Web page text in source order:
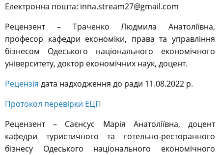
Електронна пошта: inna.stream27@gmail.com
Рецензент – Траченко Людмила Анатоліївна,
професор кафедри економіки, права та управління
бізнесом Одеського національного економічного
університету, доктор економічних наук, доцент.
Рецензія дата надходження до ради 11.08.2022 р.
Протокол перевірки ЕЦП
Рецензент – Саєнсус Марія Анатоліївна, доцент
кафедри туристичного та готельно-ресторанного
бізнесу Одеського національного економічного